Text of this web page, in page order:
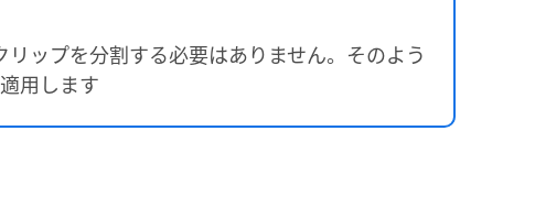
ップを分割する必要はありません。そのよう
用します